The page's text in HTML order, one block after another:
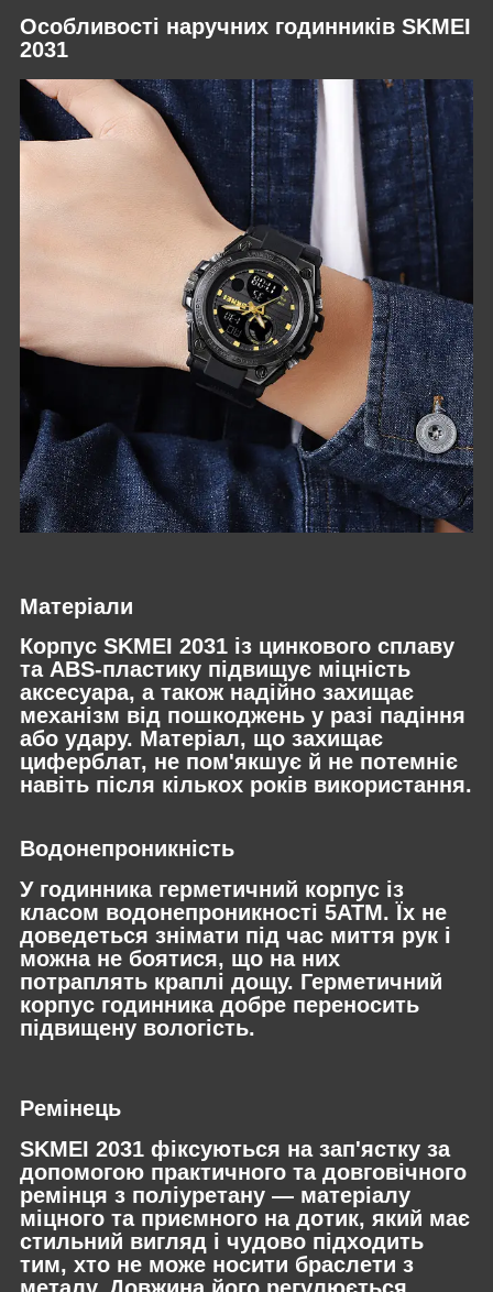
Особливості наручних годинників SKMEI
2031
Матеріали
Корпус SKMEI 2031 із цинкового сплаву
та ABS-пластику підвищує міцність
аксесуара, а також надійно захищає
механізм від пошкоджень у разі падіння
або удару. Матеріал, що захищає
циферблат, не пом'якшує й не потемніє
навіть після кількох років використання.
Водонепроникність
У годинника герметичний корпус із
класом водонепроникності 5ATM. Їх не
доведеться знімати під час миття рук і
можна не боятися, що на них
потраплять краплі дощу. Герметичний
корпус годинника добре переносить
підвищену вологість.
Ремінець
SKMEI 2031 фіксуються на зап'ястку за
допомогою практичного та довговічного
ремінця з поліуретану — матеріалу
міцного та приємного на дотик, який має
стильний вигляд і чудово підходить
тим, хто не може носити браслети з
металу. Довжина його регулюється.